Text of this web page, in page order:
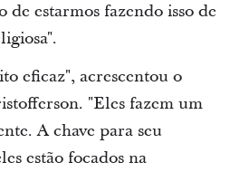
de estarmos fazendo isso de
eficaz", acrescentou o
"Eles fazem um
A chave para seu
estão focados na